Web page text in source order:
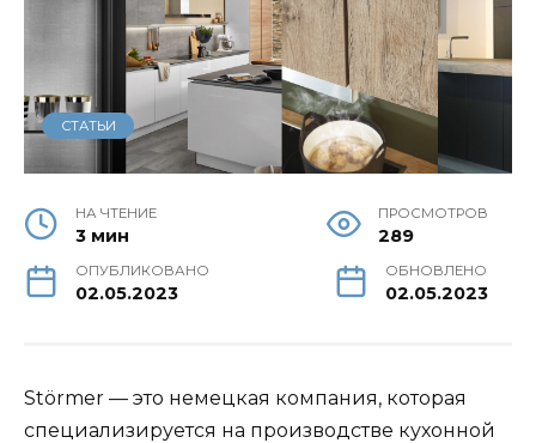
СТАТЬИ
НА ЧТЕНИЕ
3 мин
ПРОСМОТРОВ
289
ОПУБЛИКОВАНО
02.05.2023
ОБНОВЛЕНО
02.05.2023
Störmer — это немецкая компания, которая
специализируется на производстве кухонной